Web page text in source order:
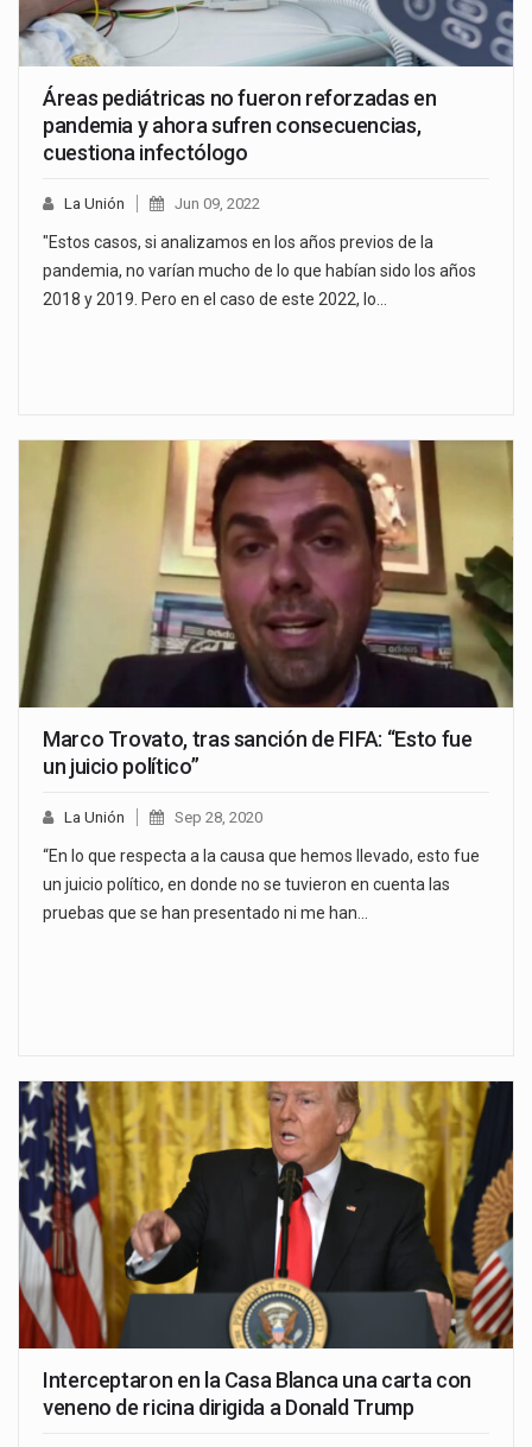
Áreas pediátricas no fueron reforzadas en
pandemia y ahora sufren consecuencias,
cuestiona infectólogo
La Unión Jun 09, 2022
"Estos casos, si analizamos en los años previos de la
pandemia, no varían mucho de lo que habían sido los años
2018 y 2019. Pero en el caso de este 2022, lo…
Marco Trovato, tras sanción de FIFA: “Esto fue
un juicio político”
La Unión Sep 28, 2020
“En lo que respecta a la causa que hemos llevado, esto fue
un juicio político, en donde no se tuvieron en cuenta las
pruebas que se han presentado ni me han…
Interceptaron en la Casa Blanca una carta con
veneno de ricina dirigida a Donald Trump